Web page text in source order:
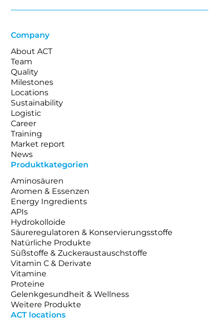
Company
About ACT
Team
Quality
Milestones
Locations
Sustainability
Logistic
Career
Training
Market report
News
Produktkategorien
Aminosäuren
Aromen & Essenzen
Energy Ingredients
APIs
Hydrokolloide
Säureregulatoren & Konservierungsstoffe
Natürliche Produkte
Süßstoffe & Zuckeraustauschstoffe
Vitamin C & Derivate
Vitamine
Proteine
Gelenkgesundheit & Wellness
Weitere Produkte
ACT locations